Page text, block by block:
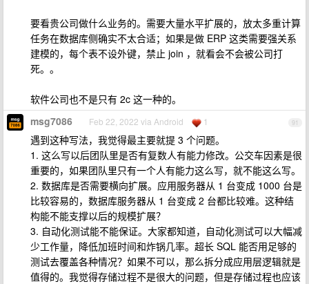
要看贵公司做什么业务的。需要大量水平扩展的，放太多重计算
任务在数据库侧确实不太合适；如果是做 ERP 这类需要强关系
建模的，每个表不设外键，禁止 join ，就看会不会被公司打
死。。
软件公司也不是只有 2c 这一种的。
91
msg7086 Feb 22, 2022 via Android 1
遇到这种写法，我觉得最主要就提 3 个问题。
1. 这么写以后团队里是否有复数人有能力修改。公交车因素是很
重要的，如果团队里只有一个人有能力这么写，就不能这么写。
2. 数据库是否需要横向扩展。应用服务器从 1 台变成 1000 台是
比较容易的，数据库服务器从 1 台变成 2 台都比较难。这种结
构能不能支撑以后的规模扩展？
3. 自动化测试能不能保证。大家都知道，自动化测试可以大幅减
少工作量，降低加班时间和炸锅几率。超长 SQL 能否用足够的
测试去覆盖各种情况？如果不可以，那么拆分成应用层逻辑就是
值得的。我觉得存储过程不是很大的问题，但是存储过程也应该